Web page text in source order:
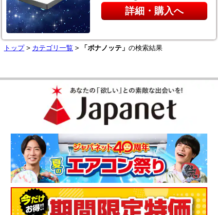
詳細・購入へ
トップ> カテゴリ一覧 > 「ボナノッテ」 の検索結果